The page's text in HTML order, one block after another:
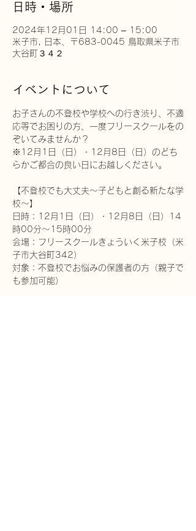
日時・場所
2024年12月01日 14:00 – 15:00
米子市, 日本、〒683-0045 鳥取県米子市
大谷町３４２
イベントについて
お子さんの不登校や学校への行き渋り、不適
応等でお困りの方、一度フリースクールをの
ぞいてみませんか？
※12月1日（日）・12月8日（日）のどち
らかご都合の良い日にお越しください。
【不登校でも大丈夫～子どもと創る新たな学
校～】
日時：12月1日（日）・12月8日（日）14
時00分～15時00分
会場：フリースクールきょういく米子校（米
子市大谷町342）
対象：不登校でお悩みの保護者の方（親子で
も参加可能）